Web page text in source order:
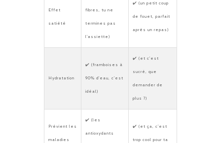
Effet
satiété
fibres, tu ne
termines pas
l’assiette)
✔️ (un petit coup
de fouet, parfait
après un repas)
Hydratation
✔️ (framboises à
90% d’eau, c’est
idéal)
✔️ (et c’est
sucré, que
demander de
plus ?)
Prévient les
maladies
✔️ (les
antioxydants
✔️ (et ça, c’est
trop cool pour ta